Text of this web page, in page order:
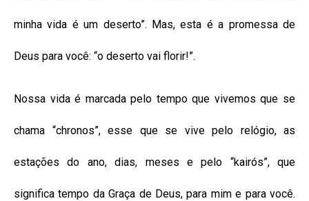
minha vida é um deserto”. Mas, esta é a promessa de
Deus para você: “o deserto vai florir!”.
Nossa vida é marcada pelo tempo que vivemos que se
chama “chronos”, esse que se vive pelo relógio, as
estações do ano, dias, meses e pelo “kairós”, que
significa tempo da Graça de Deus, para mim e para você.